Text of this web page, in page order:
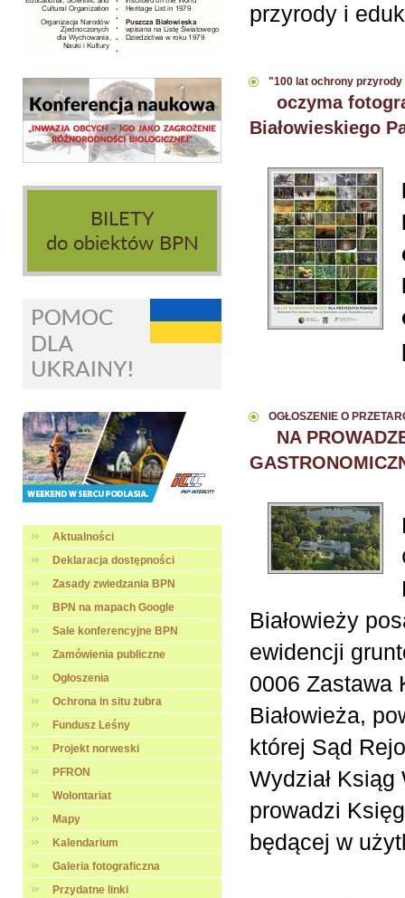
Aktualności
Deklaracja dostępności
Zasady zwiedzania BPN
BPN na mapach Google
Sale konferencyjne BPN
Zamówienia publiczne
Ogłoszenia
Ochrona in situ żubra
Fundusz Leśny
Projekt norweski
PFRON
Wolontariat
Mapy
Kalendarium
Galeria fotograficzna
Przydatne linki
przyrody i
"100 lat ochrony przyrody
oczyma
Białowieskiego
OGŁOSZENIE O
NA
Białowieży
ewidencji
0006 Zastawa
Białowieża,
której Sąd
Wydział
prowadzi
będącej w